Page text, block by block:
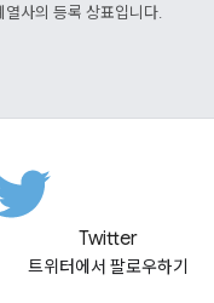
사의 등록 상표입니다.
Twitter
트위터에서 팔로우하기